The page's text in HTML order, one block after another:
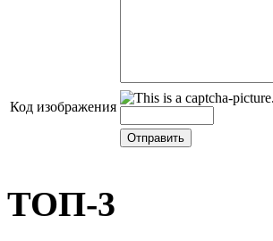
Код изображения
ТОП-3